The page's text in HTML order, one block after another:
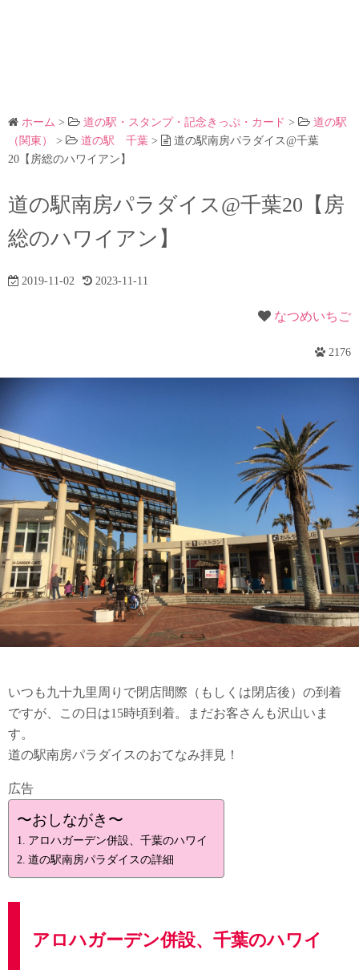
ホーム > 道の駅・スタンプ・記念きっぷ・カード >
道の駅
（関東）
> 道の駅 千葉 >
道の駅南房パラダイス@千葉
20【房総のハワイアン】
道の駅南房パラダイス@千葉20【房
総のハワイアン】
2019-11-02 2023-11-11
なつめいちご
2176
いつも九十九里周りで閉店間際（もしくは閉店後）の到着
ですが、この日は15時頃到着。まだお客さんも沢山いま
す。
道の駅南房パラダイスのおてなみ拝見！
広告
〜おしながき〜
アロハガーデン併設、千葉のハワイ
道の駅南房パラダイスの詳細
アロハガーデン併設、千葉のハワイ